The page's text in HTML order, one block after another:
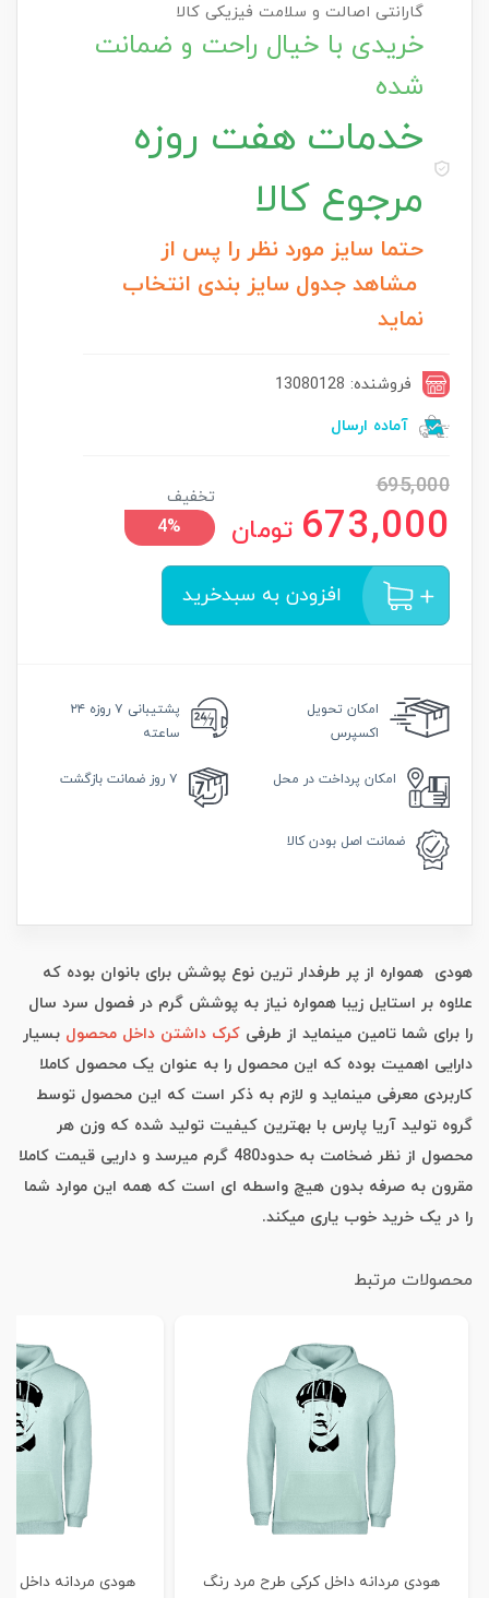
گارانتی اصالت و سلامت فیزیکی کالا
خریدی با خیال راحت و ضمانت
شده
خدمات هفت روزه
مرجوع کالا
حتما سایز مورد نظر را پس از
مشاهد جدول سایز بندی انتخاب
نماید
فروشنده: 13080128
آماده ارسال
695,000
673,000 تومان
تخفیف
4%
افزودن به سبدخرید
امکان تحویل
اکسپرس
پشتیبانی
۷ روزه ۲۴
ساعته
امکان پرداخت در محل ۷ روز ضمانت بازگشت
ضمانت اصل بودن کالا
هودی همواره از پر طرفدار ترین نوع پوشش برای بانوان بوده که
علاوه بر استایل زیبا همواره نیاز به پوشش گرم در فصول سرد سال
را برای شما تامین مینماید از طرفی کرک داشتن داخل محصول بسیار
دارایی اهمیت بوده که این محصول را به عنوان یک محصول کاملا
کاربردی معرفی مینماید و لازم به ذکر است که این محصول توسط
گروه تولید آریا پارس با بهترین کیفیت تولید شده که وزن هر
محصول از نظر ضخامت به حدود480 گرم میرسد و داریی قیمت کاملا
مقرون به صرفه بدون هیچ واسطه ای است که همه این موارد شما
را در یک خرید خوب یاری میکند.
محصولات مرتبط
هودی مردانه داخل کرکی طرح مرد رنگ
هودی مردانه داخل